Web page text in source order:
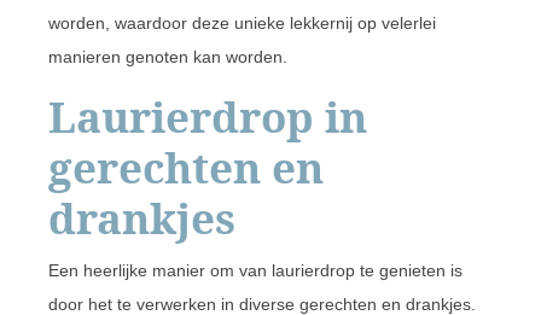
worden, waardoor deze unieke lekkernij op velerlei
manieren genoten kan worden.
Laurierdrop in
gerechten en
drankjes
Een heerlijke manier om van laurierdrop te genieten is
door het te verwerken in diverse gerechten en drankjes.